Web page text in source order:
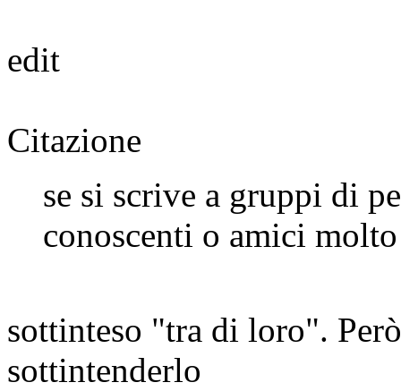
edit
Citazione
se si scrive a gruppi di
conoscenti o amici
sottinteso "tra di loro".
sottintenderlo